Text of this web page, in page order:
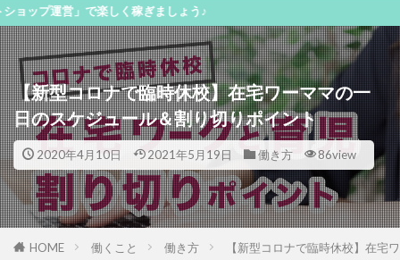
しく稼ぎましょう♪
【新型コロナで臨時休校】在宅ワーママの一
日のスケジュール＆割り切りポイント
2020年4月10日 2021年5月19日 働き方 86view
HOME 働くこと 働き方 【新型コロナで臨時休校】在宅